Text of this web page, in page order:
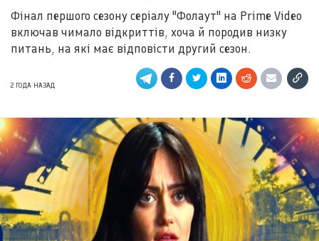
Фінал першого сезону серіалу "Фолаут" на Prime Video
включав чимало відкриттів, хоча й породив низку
питань, на які має відповісти другий сезон.
2 ГОДА НАЗАД